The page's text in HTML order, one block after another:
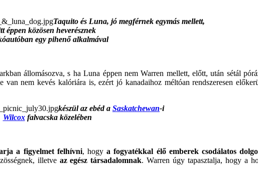
Taquito és Luna, jó megférnek egymás mellett,
éppen közösen heverésznek
egy pihenő alkalmával
állomásozva, s ha Luna éppen nem Warren mellett, előtt, után sétál
van nem kevés kalóriára is, ezért jó kanadaihoz méltóan rendszeresen
készül az ebéd a Saskatchewan-i
Wilcoxfalvacska közelében
a figyelmet felhívni, hogya fogyatékkal élő emberek csodálatos
illetve az egész társadalomnak. Warren úgy tapasztalja, hogy a